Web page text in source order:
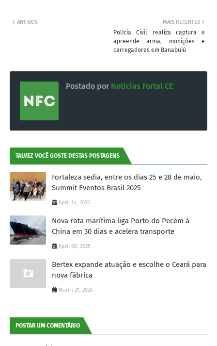
MAIS RECENTES
Polícia Civil realiza captura e
apreende arma, munições e
carregadores em Banabuiú
ANTIGOS
Postado por Notícias Fortal CE
TALVEZ VOCÊ GOSTE DESTAS POSTAGENS
Fortaleza sedia, entre os dias 25 e 28 de maio,
Summit Eventos Brasil 2025
April 14, 2025
Nova rota marítima liga Porto do Pecém à
China em 30 dias e acelera transporte
April 08, 2025
Bertex expande atuação e escolhe o Ceará para
nova fábrica
March 21, 2025
POSTAR UM COMENTÁRIO